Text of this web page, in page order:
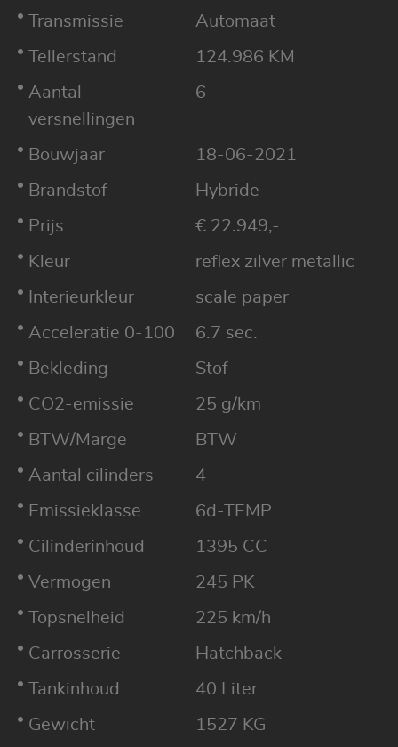
Transmissie
Automaat
Tellerstand
124.986 KM
Aantal
versnellingen
6
Bouwjaar
18-06-2021
Brandstof
Hybride
Prijs
€ 22.949,-
Kleur
reflex zilver metallic
Interieurkleur
scale paper
Acceleratie 0-100
6.7 sec.
Bekleding
Stof
CO2-emissie
25 g/km
BTW/Marge
BTW
Aantal cilinders
4
Emissieklasse
6d-TEMP
Cilinderinhoud
1395 CC
Vermogen
245 PK
Topsnelheid
225 km/h
Carrosserie
Hatchback
Tankinhoud
40 Liter
Gewicht
1527 KG